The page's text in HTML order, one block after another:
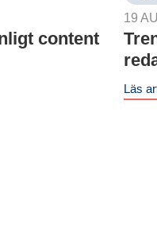
content
19
Läs